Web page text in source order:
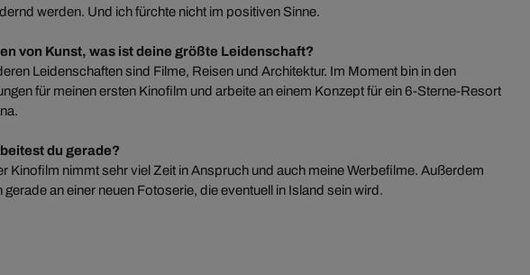
werden. Und ich fürchte nicht im positiven Sinne.
von Kunst, was ist deine größte Leidenschaft?
Leidenschaften sind Filme, Reisen und Architektur. Im Moment bin in den
für meinen ersten Kinofilm und arbeite an einem Konzept für ein 6-Sterne-Resort
du gerade?
Kinofilm nimmt sehr viel Zeit in Anspruch und auch meine Werbefilme. Außerdem
gerade an einer neuen Fotoserie, die eventuell in Island sein wird.